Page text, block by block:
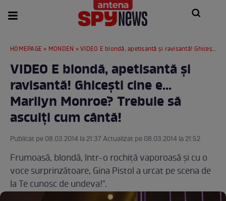
HOMEPAGE » MONDEN » VIDEO E blondă, apetisantă şi ravisantă! Ghiceşti cine e... Marilyn Monroe? Trebuie să asculţi cum cântă!
VIDEO E blondă, apetisantă şi
ravisantă! Ghiceşti cine e...
Marilyn Monroe? Trebuie să
asculţi cum cântă!
Publicat pe 08.03.2014 la 21:37 Actualizat pe 08.03.2014 la 21:52
Frumoasă, blondă, într-o rochiţă vaporoasă și cu o
voce surprinzătoare, Gina Pistol a urcat pe scena de
la Te cunosc de undeva!".